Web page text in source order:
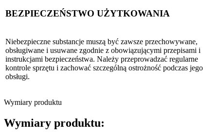
BEZPIECZEŃSTWO UŻYTKOWANIA
Niebezpieczne substancje muszą być zawsze przechowywane,
obsługiwane i usuwane zgodnie z obowiązującymi przepisami i
instrukcjami bezpieczeństwa. Należy przeprowadzać regularne
kontrole sprzętu i zachować szczególną ostrożność podczas jego
obsługi.
Wymiary produktu
Wymiary produktu: